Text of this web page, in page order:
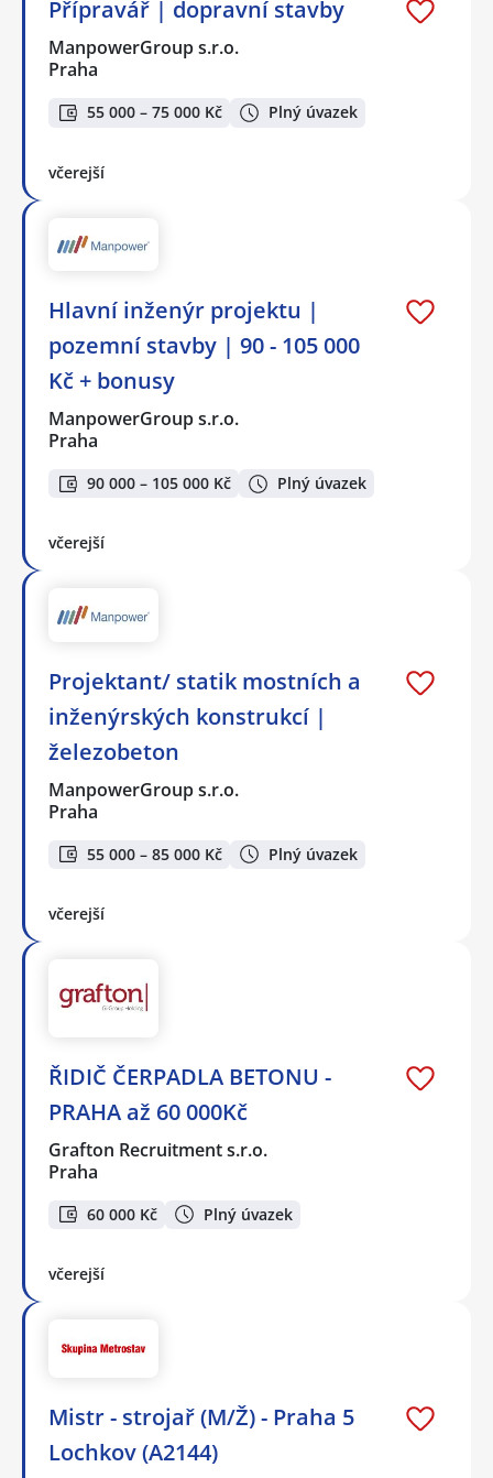
Přípravář | dopravní stavby
ManpowerGroup s.r.o.
Praha
55 000 – 75 000 Kč Plný úvazek
včerejší
Hlavní inženýr projektu |
pozemní stavby | 90 - 105 000
Kč + bonusy
ManpowerGroup s.r.o.
Praha
90 000 – 105 000 Kč Plný úvazek
včerejší
Projektant/ statik mostních a
inženýrských konstrukcí |
železobeton
ManpowerGroup s.r.o.
Praha
55 000 – 85 000 Kč Plný úvazek
včerejší
ŘIDIČ ČERPADLA BETONU -
PRAHA až 60 000Kč
Grafton Recruitment s.r.o.
Praha
60 000 Kč Plný úvazek
včerejší
Mistr - strojař (M/Ž) - Praha 5
Lochkov (A2144)